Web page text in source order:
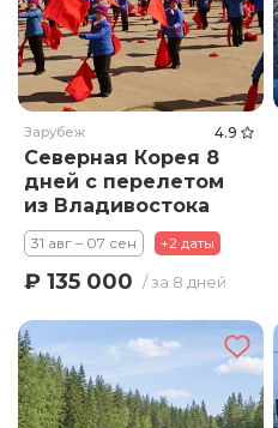
Зарубеж 4.9
Северная Корея 8
дней с перелетом
из Владивостока
31 авг – 07 сен +2 даты
₽ 135 000 / за 8 дней